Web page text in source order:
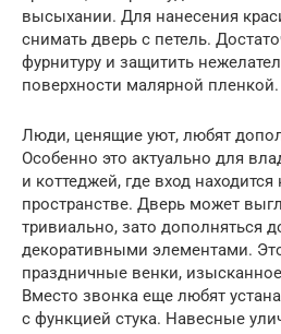
высыхании. Для нанесения
снимать дверь с петель.
фурнитуру и защитить
поверхности малярной пленкой.
Люди, ценящие уют, любят
Особенно это актуально для
и коттеджей, где вход
пространстве. Дверь может
тривиально, зато дополняться
декоративными элементами.
праздничные венки,
Вместо звонка еще любят
с функцией стука. Навесные